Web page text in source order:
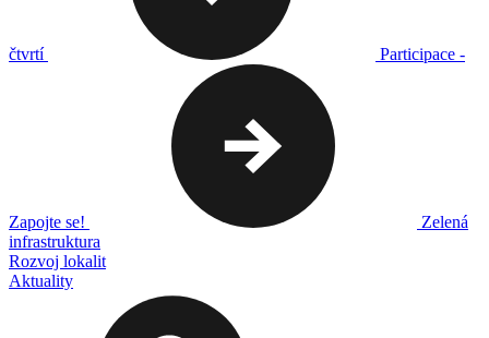
čtvrtí Participace -
Zapojte se!
Zelená
infrastruktura
Rozvoj lokalit
Aktuality